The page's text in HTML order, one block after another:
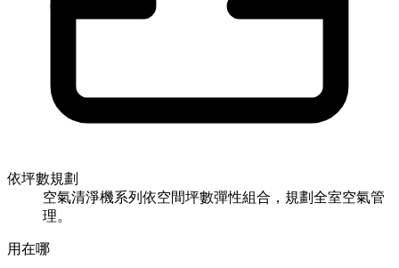
依坪數規劃
空氣清淨機系列依空間坪數彈性組合，規劃全室空氣管
理。
用在哪